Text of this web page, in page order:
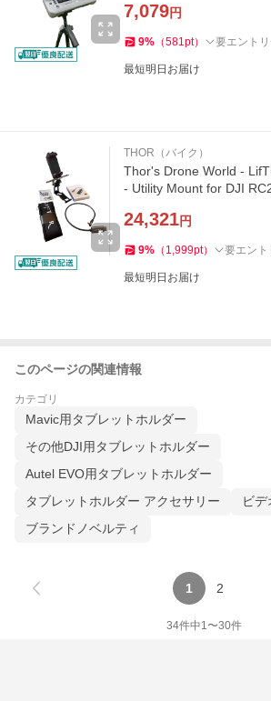
7,079円
9% （581pt） 要エント
最短明日お届け
THOR（バイク）
Thor's Drone World -
- Utility Mount for DJI
24,321円
9% （ 1,999pt） 要エント
最短明日お届け
このページの関連情報
カテゴリ
Mavic用タブレットホルダー
その他DJI用タブレットホルダー
Autel EVO用タブレットホルダー
タブレットホルダー アクセサリー
ビ
ブランドノベルティ
1 2
34件中1〜30件